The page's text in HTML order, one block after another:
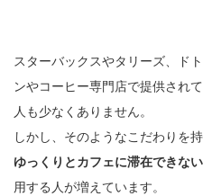
スターバックスやタリーズ、ド
ンやコーヒー専門店で提供され
人も少なくありません。
しかし、そのようなこだわりを持
ゆっくりとカフェに滞在できな
用する人が増えています。